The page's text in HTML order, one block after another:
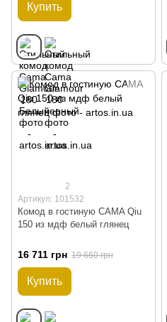
Купить
2
Артикул: 101532
Комод в гостиную CAMA Qiu
150 из мдф белый глянец
16 711 грн 19 660 грн
Купить